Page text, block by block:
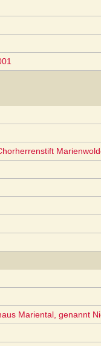
Mariental, genannt